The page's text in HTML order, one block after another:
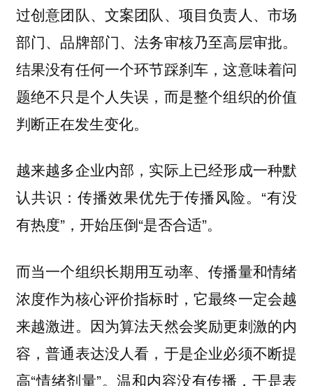
过创意团队、文案团队、项目负责人、市场
部门、品牌部门、法务审核乃至高层审批。
结果没有任何一个环节踩刹车，这意味着问
题绝不只是个人失误，而是整个组织的价值
判断正在发生变化。
越来越多企业内部，实际上已经形成一种默
认共识：传播效果优先于传播风险。“有没
有热度”，开始压倒“是否合适”。
而当一个组织长期用互动率、传播量和情绪
浓度作为核心评价指标时，它最终一定会越
来越激进。因为算法天然会奖励更刺激的内
容，普通表达没人看，于是企业必须不断提
高“情绪剂量”。温和内容没有传播，于是表